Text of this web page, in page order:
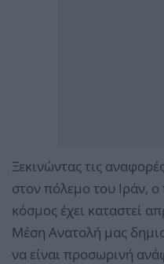
Ξεκινώντας τις
στον πόλεμο του Ιράν,
κόσμος έχει καταστεί
Μέση Ανατολή μας
να είναι προσωρινή